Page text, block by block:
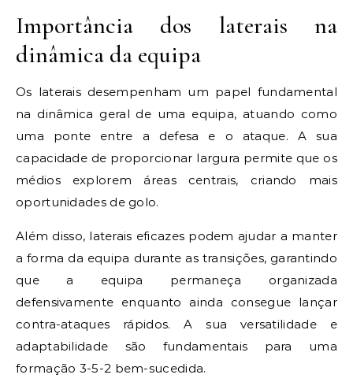
Importância dos laterais na
dinâmica da equipa
Os laterais desempenham um papel fundamental
na dinâmica geral de uma equipa, atuando como
uma ponte entre a defesa e o ataque. A sua
capacidade de proporcionar largura permite que os
médios explorem áreas centrais, criando mais
oportunidades de golo.
Além disso, laterais eficazes podem ajudar a manter
a forma da equipa durante as transições, garantindo
que a equipa permaneça organizada
defensivamente enquanto ainda consegue lançar
contra-ataques rápidos. A sua versatilidade e
adaptabilidade são fundamentais para uma
formação 3-5-2 bem-sucedida.